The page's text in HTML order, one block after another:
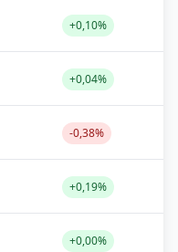
+0,10%
+0,04%
-0,38%
+0,19%
+0,00%